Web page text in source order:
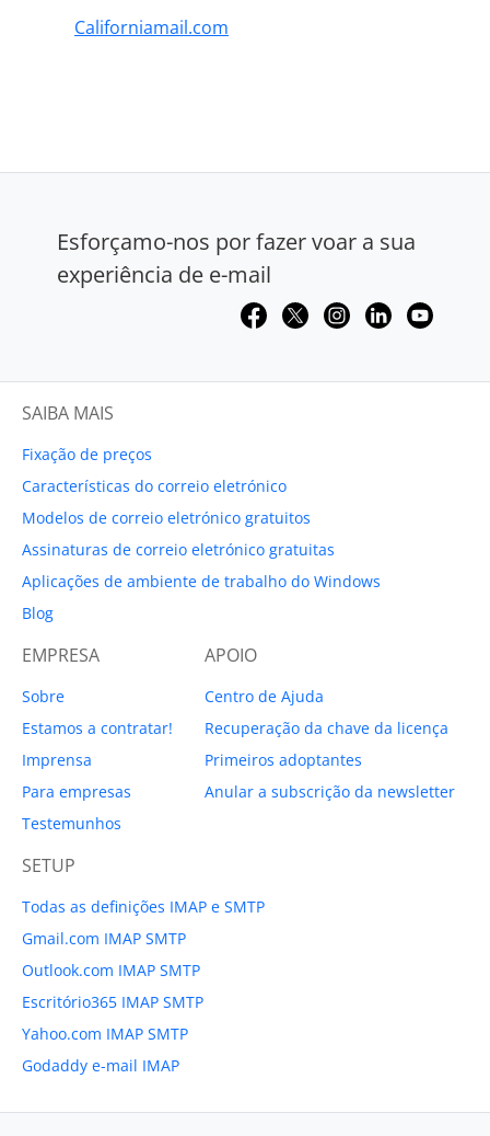
Californiamail.com
Esforçamo-nos por fazer voar a sua
experiência de e-mail
SAIBA MAIS
Fixação de preços
Características do correio eletrónico
Modelos de correio eletrónico gratuitos
Assinaturas de correio eletrónico gratuitas
Aplicações de ambiente de trabalho do Windows
Blog
EMPRESA
Sobre
Estamos a contratar!
Imprensa
Para empresas
Testemunhos
APOIO
Centro de Ajuda
Recuperação da chave da licença
Primeiros adoptantes
Anular a subscrição da newsletter
SETUP
Todas as definições IMAP e SMTP
Gmail.com IMAP SMTP
Outlook.com IMAP SMTP
Escritório365 IMAP SMTP
Yahoo.com IMAP SMTP
Godaddy e-mail IMAP